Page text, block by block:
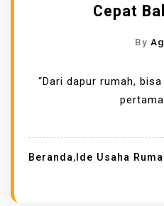
Cepat
By
“Dari dapur rumah,
pertama
Beranda, Ide Usaha